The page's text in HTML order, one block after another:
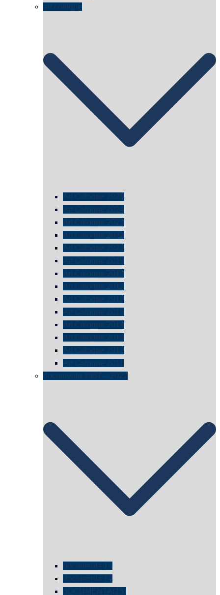
art cologne
Art Cologne 2025
Art Cologne 2024
Art Cologne 2023
Art Cologne 2022
Art Cologne 2021
Art Cologne 2019
Art Cologne 2018
Art Cologne 2017
Art Cologne 2016
Art Cologne 2015
Art Cologne 2014
Art Cologne 2013
Art Cologne 2012
Art Cologne 2011
documenta 1987 – 2022
documenta 15
documenta 14
dOCUMENTA(13)